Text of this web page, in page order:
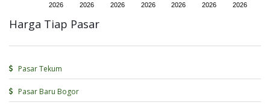
2026
2026
2026
2026
2026
2026
2026
Harga Tiap Pasar
Pasar Tekum
Pasar Baru Bogor